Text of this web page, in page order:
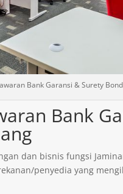
Bank Garansi & Surety
Bank
dan bisnis fungsi
penyedia yang